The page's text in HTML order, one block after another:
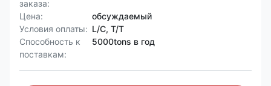
заказа:
Цена:
обсуждаемый
Условия оплаты: L/C, T/T
Способность к
поставкам:
5000tons в год